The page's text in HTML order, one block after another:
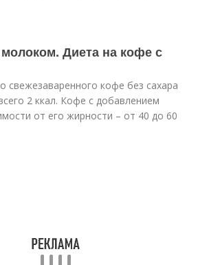
Диета на кофе с
свежезаваренного кофе без сахара
2 ккал. Кофе с добавлением
от его жирности – от 40 до 60